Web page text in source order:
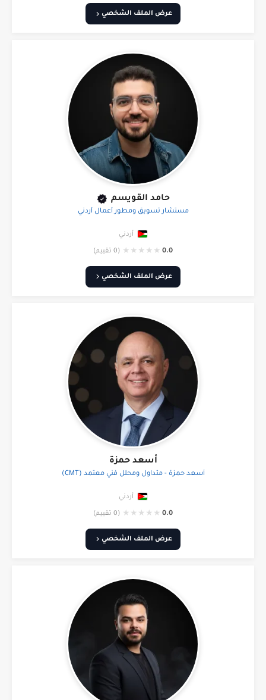
عرض الملف الشخصي
حامد القويسم
مستشار تسويق ومطور أعمال أردني
أردني
0.0
★
★
★
★
★ (0 تقييم)
عرض الملف الشخصي
أسعد حمزة
أسعد حمزة - متداول ومحلل فني معتمد (CMT)
أردني
0.0
★
★
★
★
★ (0 تقييم)
عرض الملف الشخصي